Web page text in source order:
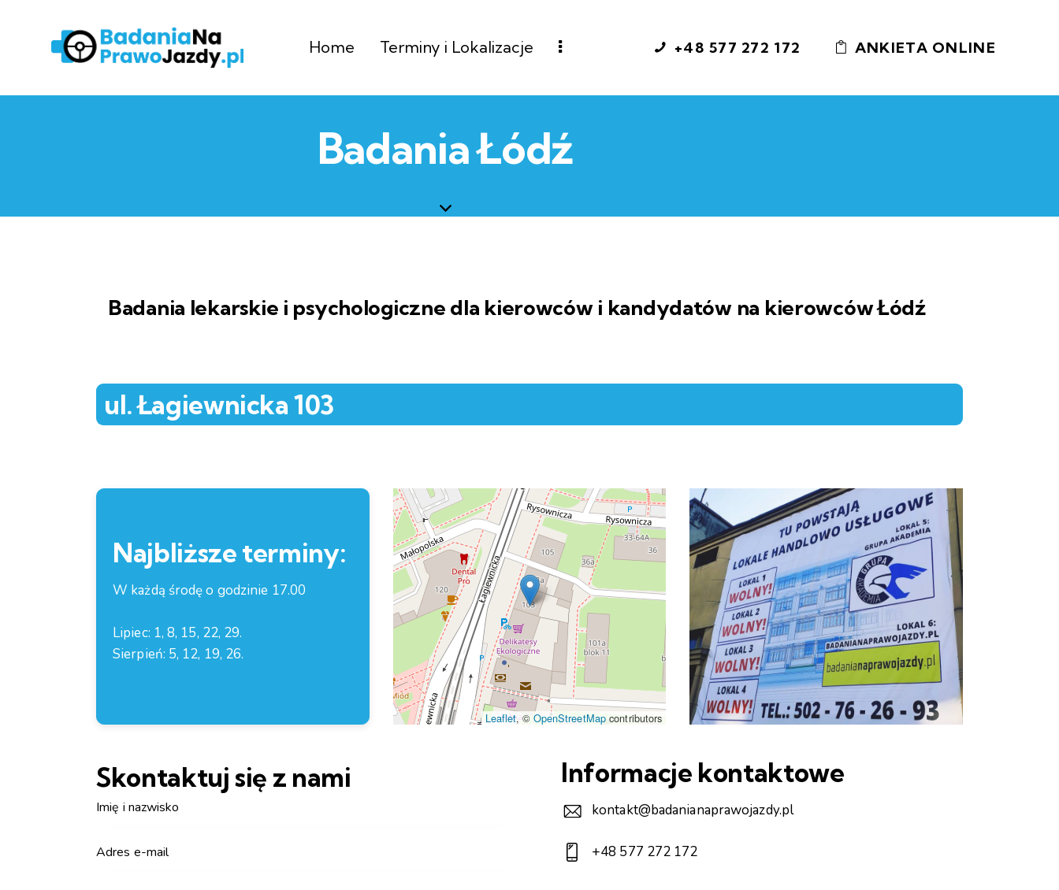
Home Terminy i Lokalizacje +48 577 272 172 ANKIETA ONLINE
Badania Łódź
Badania lekarskie i psychologiczne dla kierowców i kandydatów na kierowców Łódź
ul. Łagiewnicka 103
Najbliższe terminy:
W każdą środę o godzinie 17.00
Lipiec: 1, 8, 15, 22, 29.
Sierpień: 5, 12, 19, 26.
Leaflet, © OpenStreetMap contributors
Skontaktuj się z nami Informacje kontaktowe
kontakt@badanianaprawojazdy.pl
+48 577 272 172